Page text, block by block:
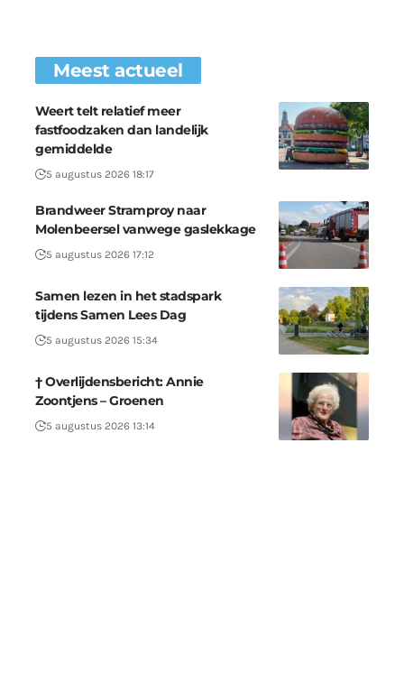
Meest actueel
Weert telt relatief meer
fastfoodzaken dan landelijk
gemiddelde
5 augustus 2026 18:17
Brandweer Stramproy naar
Molenbeersel vanwege gaslekkage
5 augustus 2026 17:12
Samen lezen in het stadspark
tijdens Samen Lees Dag
5 augustus 2026 15:34
† Overlijdensbericht: Annie
Zoontjens – Groenen
5 augustus 2026 13:14